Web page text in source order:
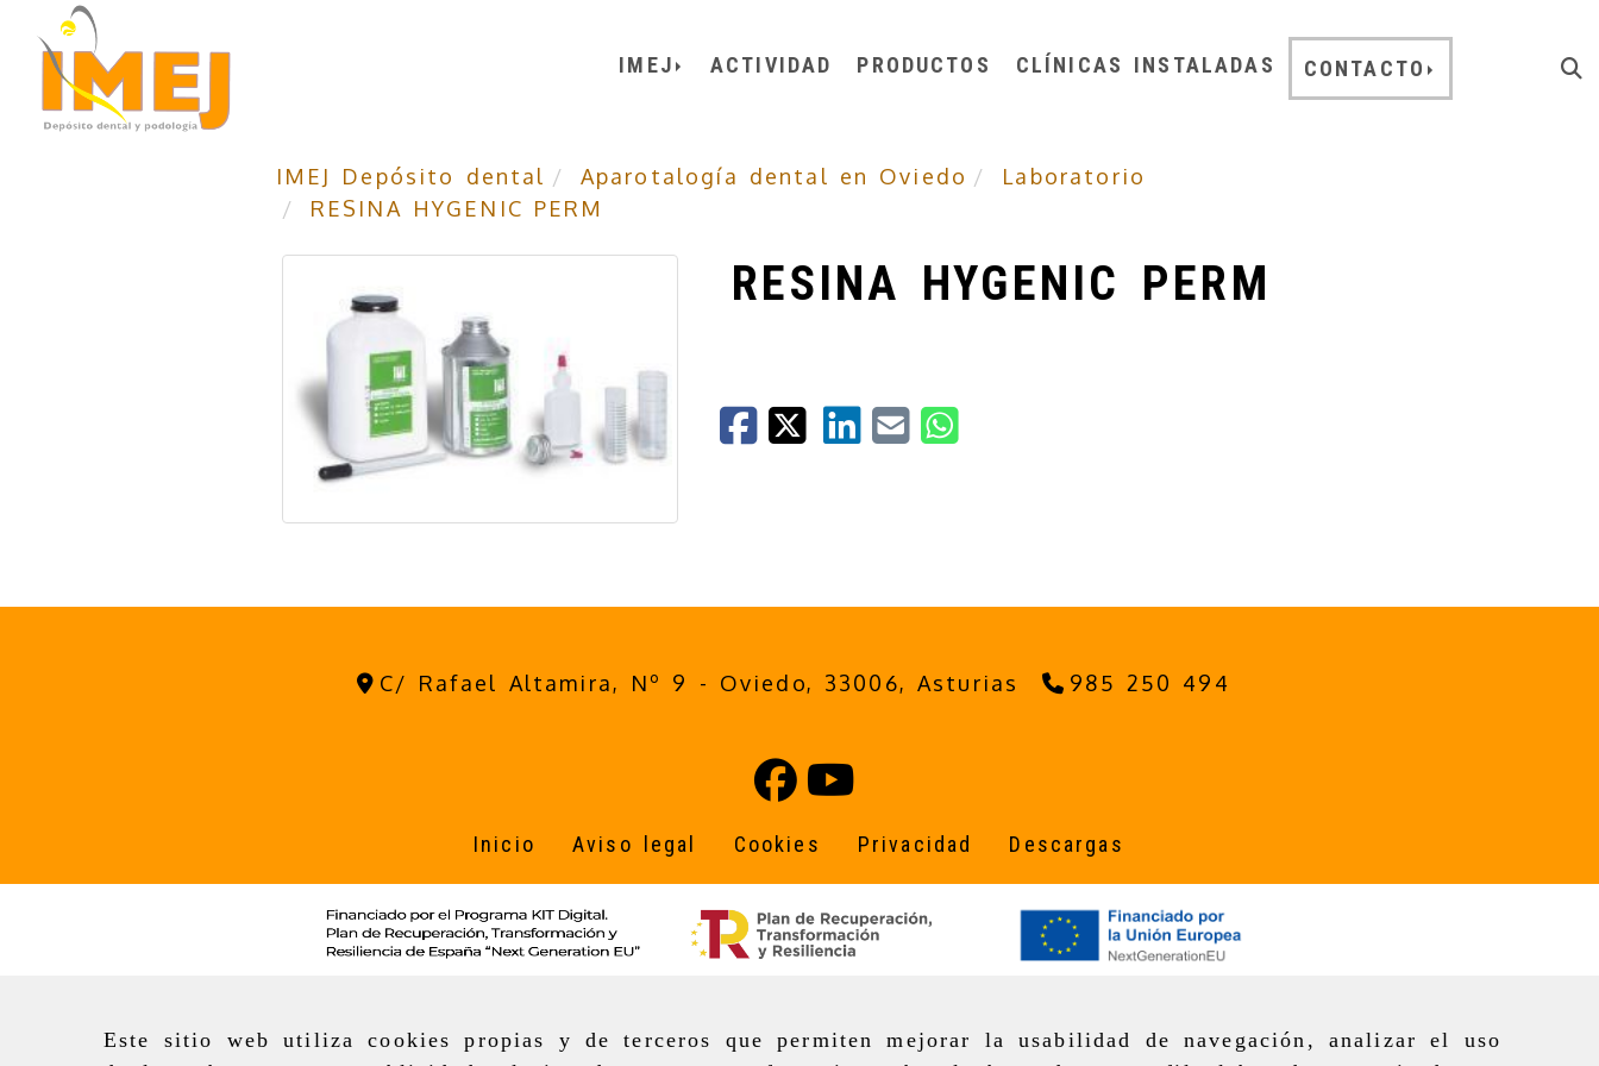
Este sitio web utiliza cookies propias y de terceros que permiten mejorar la usabilidad de navegación, analizar el uso
IMEJ ACTIVIDAD PRODUCTOS CLÍNICAS INSTALADAS CONTACTO
IMEJ Depósito dental Aparotalogía dental en Oviedo
Laboratorio
RESINA HYGENIC PERM
RESINA HYGENIC PERM
C/ Rafael Altamira, Nº 9 - Oviedo, 33006, Asturias 985 250 494
Inicio Aviso legal Cookies Privacidad Descargas